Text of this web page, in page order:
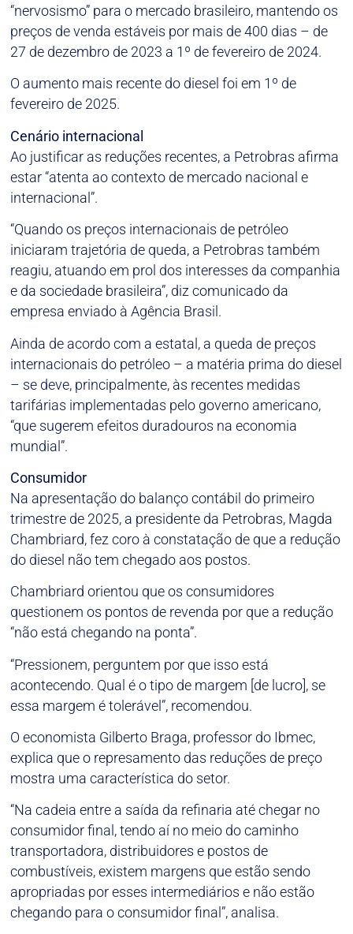
“nervosismo” para o mercado brasileiro, mantendo os
preços de venda estáveis por mais de 400 dias – de
27 de dezembro de 2023 a 1º de fevereiro de 2024.
O aumento mais recente do diesel foi em 1º de
fevereiro de 2025.
Cenário internacional
Ao justificar as reduções recentes, a Petrobras afirma
estar “atenta ao contexto de mercado nacional e
internacional”.
“Quando os preços internacionais de petróleo
iniciaram trajetória de queda, a Petrobras também
reagiu, atuando em prol dos interesses da companhia
e da sociedade brasileira”, diz comunicado da
empresa enviado à Agência Brasil.
Ainda de acordo com a estatal, a queda de preços
internacionais do petróleo – a matéria prima do diesel
– se deve, principalmente, às recentes medidas
tarifárias implementadas pelo governo americano,
“que sugerem efeitos duradouros na economia
mundial”.
Consumidor
Na apresentação do balanço contábil do primeiro
trimestre de 2025, a presidente da Petrobras, Magda
Chambriard, fez coro à constatação de que a redução
do diesel não tem chegado aos postos.
Chambriard orientou que os consumidores
questionem os pontos de revenda por que a redução
“não está chegando na ponta”.
“Pressionem, perguntem por que isso está
acontecendo. Qual é o tipo de margem [de lucro], se
essa margem é tolerável”, recomendou.
O economista Gilberto Braga, professor do Ibmec,
explica que o represamento das reduções de preço
mostra uma característica do setor.
“Na cadeia entre a saída da refinaria até chegar no
consumidor final, tendo aí no meio do caminho
transportadora, distribuidores e postos de
combustíveis, existem margens que estão sendo
apropriadas por esses intermediários e não estão
chegando para o consumidor final”, analisa.